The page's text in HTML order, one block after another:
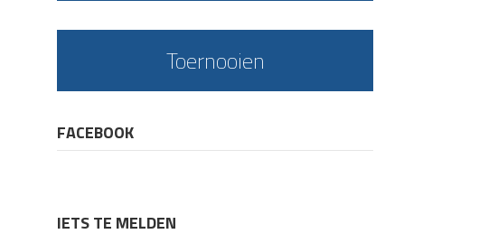
Toernooien
FACEBOOK
IETS TE MELDEN